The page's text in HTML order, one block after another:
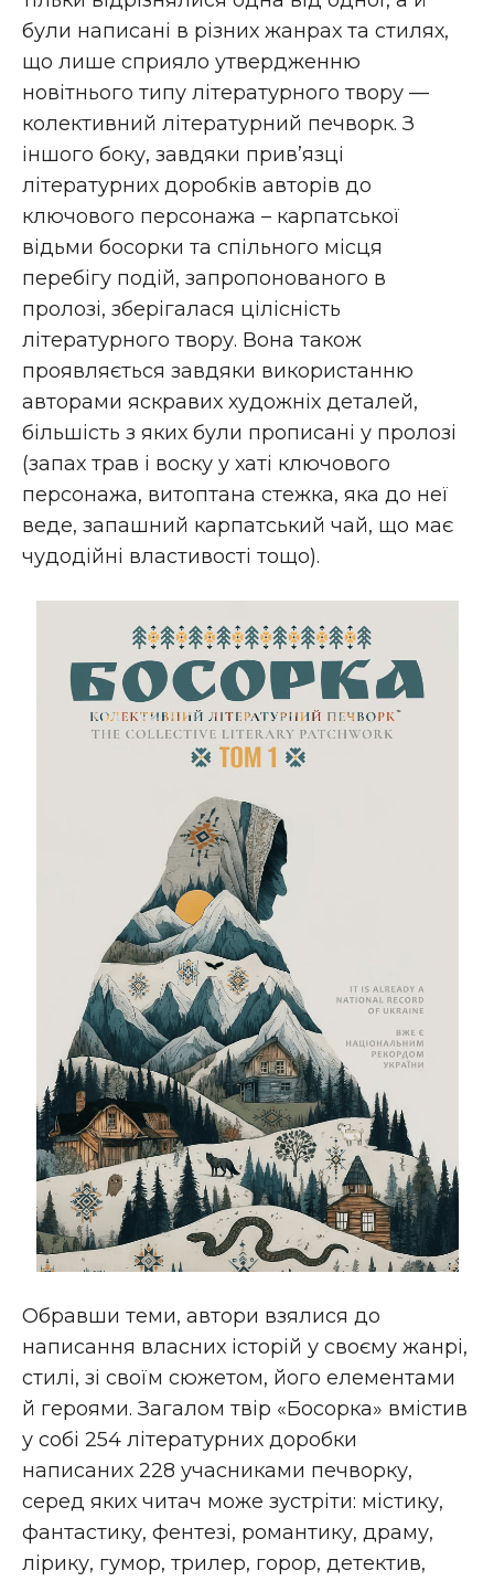
були написані в різних жанрах та стилях,
що лише сприяло утвердженню
новітнього типу літературного твору —
колективний літературний печворк. З
іншого боку, завдяки прив’язці
літературних доробків авторів до
ключового персонажа – карпатської
відьми босорки та спільного місця
перебігу подій, запропонованого в
пролозі, зберігалася цілісність
літературного твору. Вона також
проявляється завдяки використанню
авторами яскравих художніх деталей,
більшість з яких були прописані у пролозі
(запах трав і воску у хаті ключового
персонажа, витоптана стежка, яка до неї
веде, запашний карпатський чай, що має
чудодійні властивості тощо).
Обравши теми, автори взялися до
написання власних історій у своєму жанрі,
стилі, зі своїм сюжетом, його елементами
й героями. Загалом твір «Босорка» вмістив
у собі 254 літературних доробки
написаних 228 учасниками печворку,
серед яких читач може зустріти: містику,
фантастику, фентезі, романтику, драму,
лірику, гумор, трилер, горор, детектив,